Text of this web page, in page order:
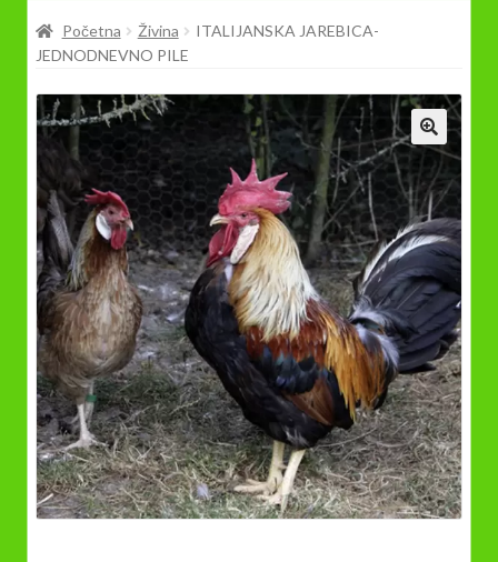
Prodavnica
Početna Živina
ITALIJANSKA JAREBICA-
JEDNODNEVNO PILE